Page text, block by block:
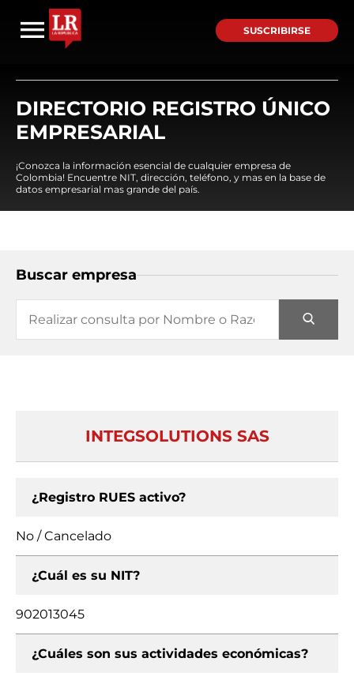
SUSCRIBIRSE
DIRECTORIO REGISTRO ÚNICO
EMPRESARIAL
¡Conozca la información esencial de cualquier empresa de
Colombia! Encuentre NIT, dirección, teléfono, y mas en la base de
datos empresarial mas grande del país.
Buscar empresa
INTEGSOLUTIONS SAS
¿Registro RUES activo?
No / Cancelado
¿Cuál es su NIT?
902013045
¿Cuáles son sus actividades económicas?